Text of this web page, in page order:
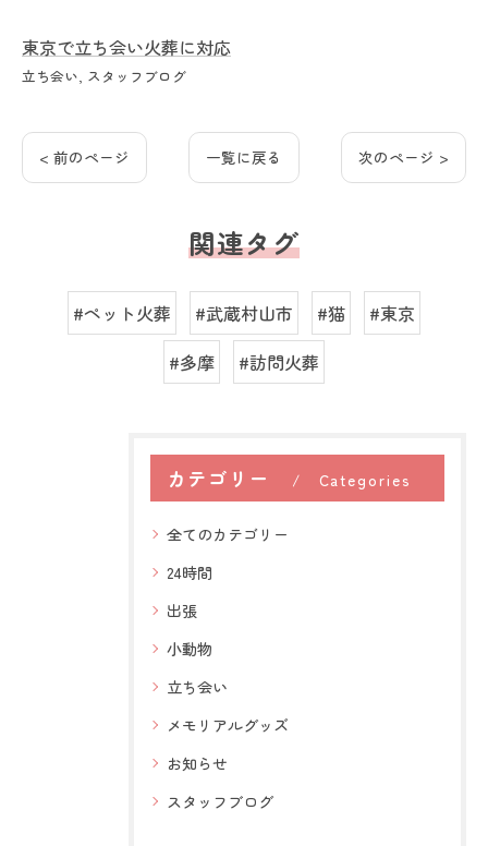
東京で立ち会い火葬に対応
立ち会い スタッフブログ
< 前のページ 一覧に戻る 次のページ >
関連タグ
#ペット火葬 #武蔵村山市 #猫
#東京
#多摩
#訪問火葬
カテゴリー Categories
全てのカテゴリー
24時間
出張
小動物
立ち会い
メモリアルグッズ
お知らせ
スタッフブログ